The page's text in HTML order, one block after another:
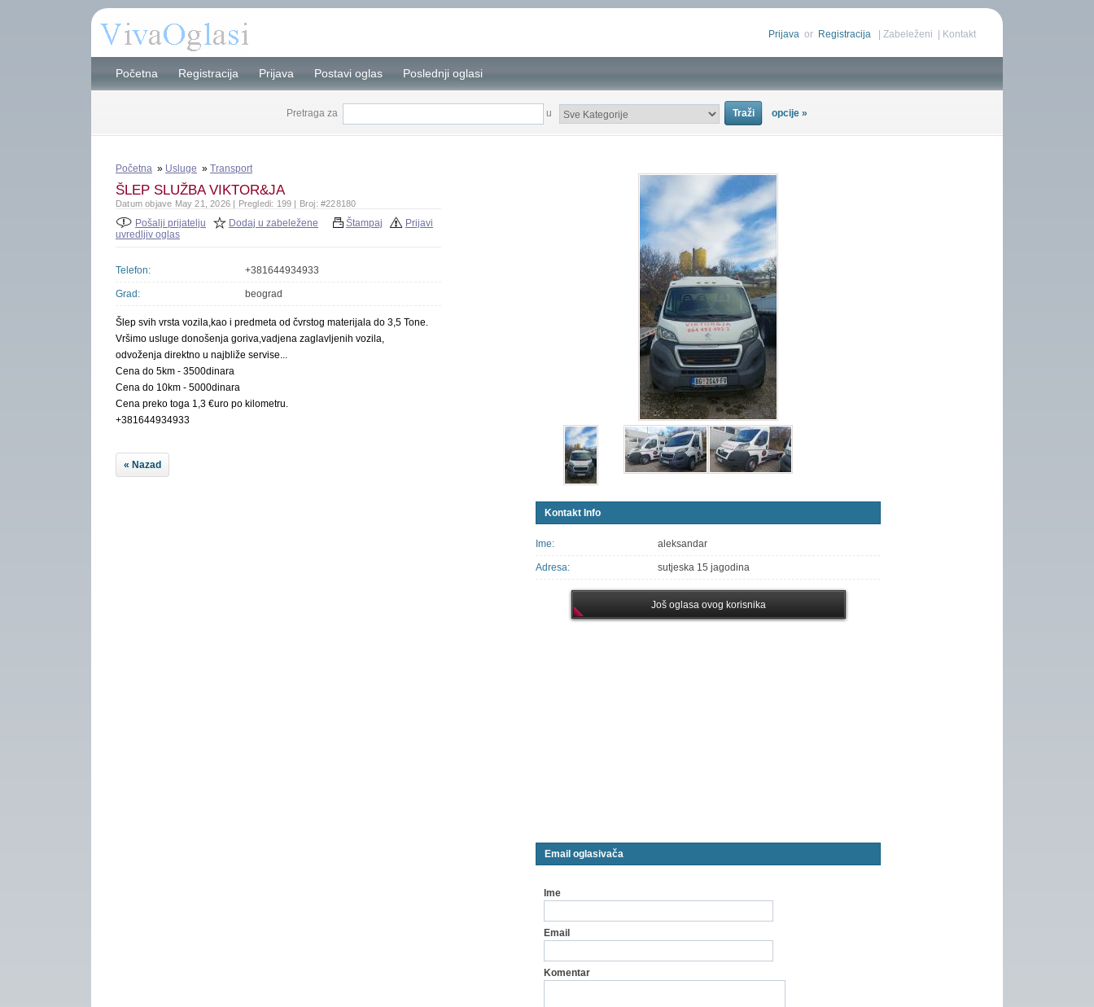
Prijava or Registracija Zabeleženi Kontakt
Početna Registracija Prijava Postavi oglas Poslednji oglasi
Pretraga za u opcije »
Početna » Usluge » Transport
ŠLEP SLUŽBA VIKTOR&JA
Datum objave May 21, 2026 | Pregledi: 199 | Broj: #228180
Pošalji prijatelju Dodaj u zabeležene Štampaj
Prijavi
uvredljiv oglas
Telefon: +381644934933
Grad: beograd
Šlep svih vrsta vozila,kao i predmeta od čvrstog materijala do 3,5 Tone.
Vršimo usluge donošenja goriva,vadjena zaglavljenih vozila,
odvoženja direktno u najbliže servise...
Cena do 5km - 3500dinara
Cena do 10km - 5000dinara
Cena preko toga 1,3 €uro po kilometru.
+381644934933
« Nazad
Kontakt Info
Ime: aleksandar
Adresa: sutjeska 15 jagodina
Još oglasa ovog korisnika
Email oglasivača
Ime
Email
Komentar